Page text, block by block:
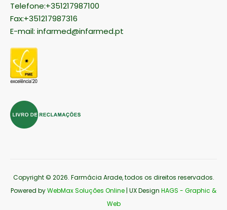
Telefone:+351217987100
Fax:+351217987316
E-mail: infarmed@infarmed.pt
Copyright © 2026. Farmácia Arade, todos os direitos reservados.
Powered byWebMax Soluções Online | UX Design HAGS - Graphic &
Web